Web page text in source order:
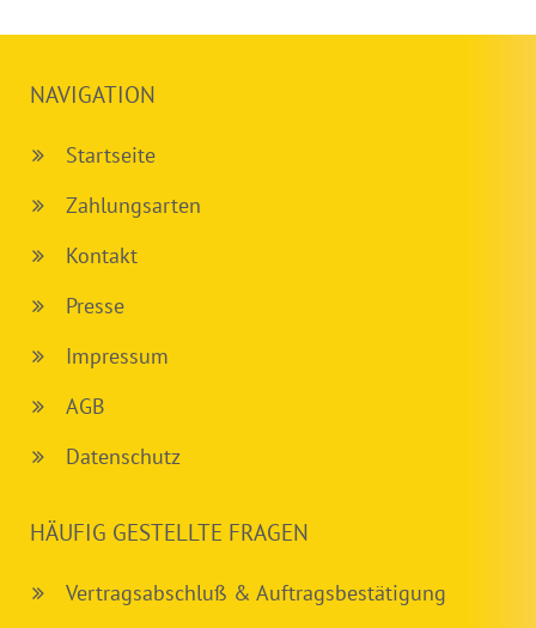
NAVIGATION
Startseite
Zahlungsarten
Kontakt
Presse
Impressum
AGB
Datenschutz
HÄUFIG GESTELLTE FRAGEN
Vertragsabschluß & Auftragsbestätigung